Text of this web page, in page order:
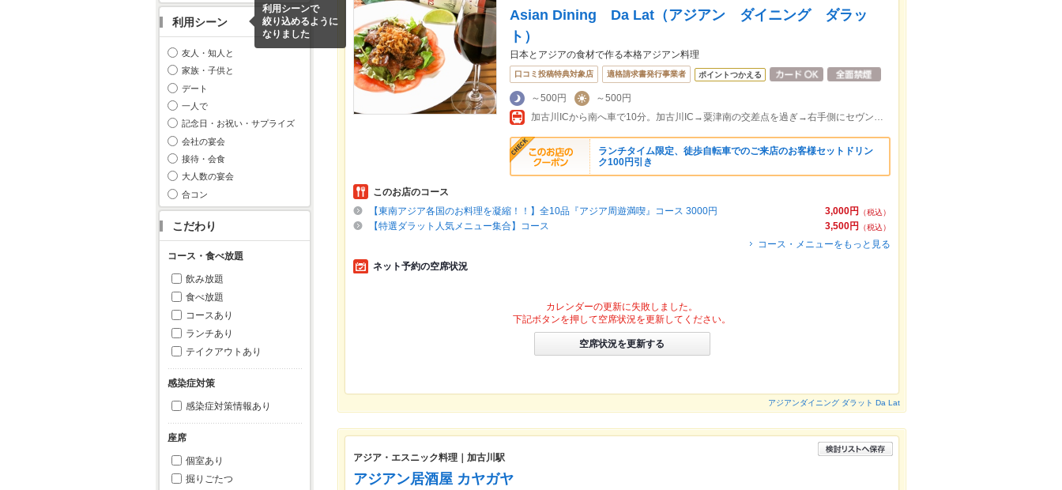
利用シーン
利用シーンで
絞り込めるように
なりました
友人・知人と
家族・子供と
デート
一人で
記念日・お祝い・サプライズ
会社の宴会
接待・会食
大人数の宴会
合コン
こだわり
コース・食べ放題
飲み放題
食べ放題
コースあり
ランチあり
テイクアウトあり
感染症対策
感染症対策情報あり
座席
個室あり
掘りごたつ
Asian Dining Da Lat（アジアン ダイニング ダラッ
ト）
日本とアジアの食材で作る本格アジアン料理
口コミ投稿特典対象店 適格請求書発行事業者 ポイントつかえる
～500円
～500円
加古川ICから南へ車で10分。加古川IC→粟津南の交差点を過ぎ→右手側にセヴンイレヴンを過ぎ→左手側に看板有！
ランチタイム限定、徒歩自転車でのご来店のお客様セットドリン
ク100円引き
このお店のコース
3,000円
（税込）
【東南アジア各国のお料理を凝縮！！】全10品『アジア周遊満喫』コース 3000円
3,500円
（税込）
【特選ダラット人気メニュー集合】コース
コース・メニューをもっと見る
ネット予約の空席状況
カレンダーの更新に失敗しました。
下記ボタンを押して空席状況を更新してください。
空席状況を更新する
アジアンダイニング ダラット Da Lat
アジア・エスニック料理｜加古川駅
アジアン居酒屋 カヤガヤ